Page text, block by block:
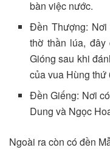
bàn việc nước.
Đền Thượng: Nơi
thờ thần lúa,
Gióng sau khi
của vua Hùng thứ
Đền Giếng: Nơi
Dung và Ngọc
Ngoài ra còn có đền